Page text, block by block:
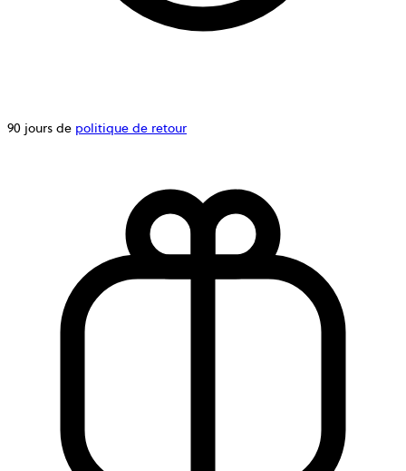
90 jours de politique de retour